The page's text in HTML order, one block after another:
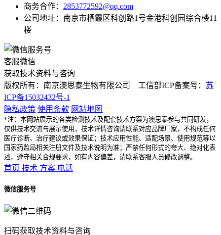
商务合作： 2853772592@qq.com
公司地址：南京市栖霞区科创路1号金港科创园综合楼11
楼
客服微信
获取技术资料与咨询
版权所有：南京澳思泰生物有限公司 工信部ICP备案号： 苏
ICP备15032432号-1
隐私政策 使用条款 网站地图
*注：本网站展示的各类检测技术及配套技术方案为澳思泰参与共同研发，
仅供技术交流与展示使用，技术详情咨询请联系对应品牌厂家，不构成任何
医疗诊断、治疗建议或效果保证；技术应用性能、适配场景、使用规范等以
国家药监局相关注册文件及技术说明为准；严禁任何形式的夸大、绝对化表
述，遵守相关合规要求，如有内容偏差，请联系客服人员修改调整。
首页 技术 方案 电话
微信服务号
扫码获取技术资料与咨询